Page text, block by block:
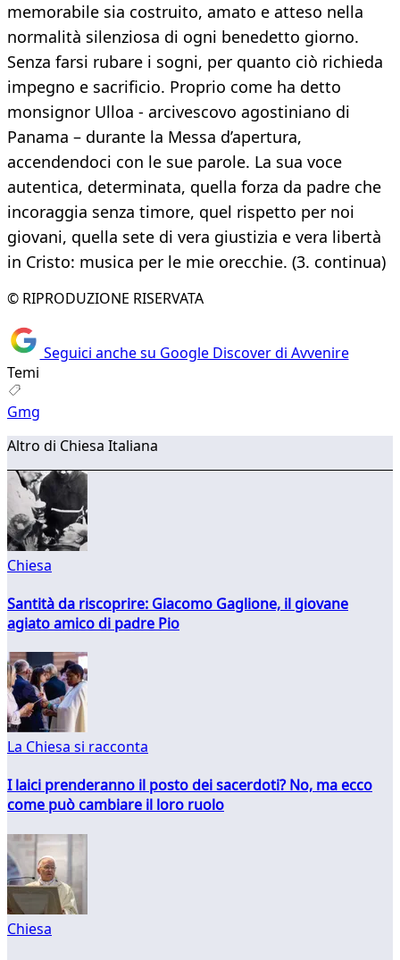
memorabile sia costruito, amato e atteso nella
normalità silenziosa di ogni benedetto giorno.
Senza farsi rubare i sogni, per quanto ciò richieda
impegno e sacrificio. Proprio come ha detto
monsignor Ulloa - arcivescovo agostiniano di
Panama – durante la Messa d’apertura,
accendendoci con le sue parole. La sua voce
autentica, determinata, quella forza da padre che
incoraggia senza timore, quel rispetto per noi
giovani, quella sete di vera giustizia e vera libertà
in Cristo: musica per le mie orecchie. (3. continua)
© RIPRODUZIONE RISERVATA
Seguici anche su Google Discover di Avvenire
Temi
Gmg
Altro di Chiesa Italiana
Chiesa
Santità da riscoprire: Giacomo Gaglione, il giovane
agiato amico di padre Pio
La Chiesa si racconta
I laici prenderanno il posto dei sacerdoti? No, ma ecco
come può cambiare il loro ruolo
Chiesa